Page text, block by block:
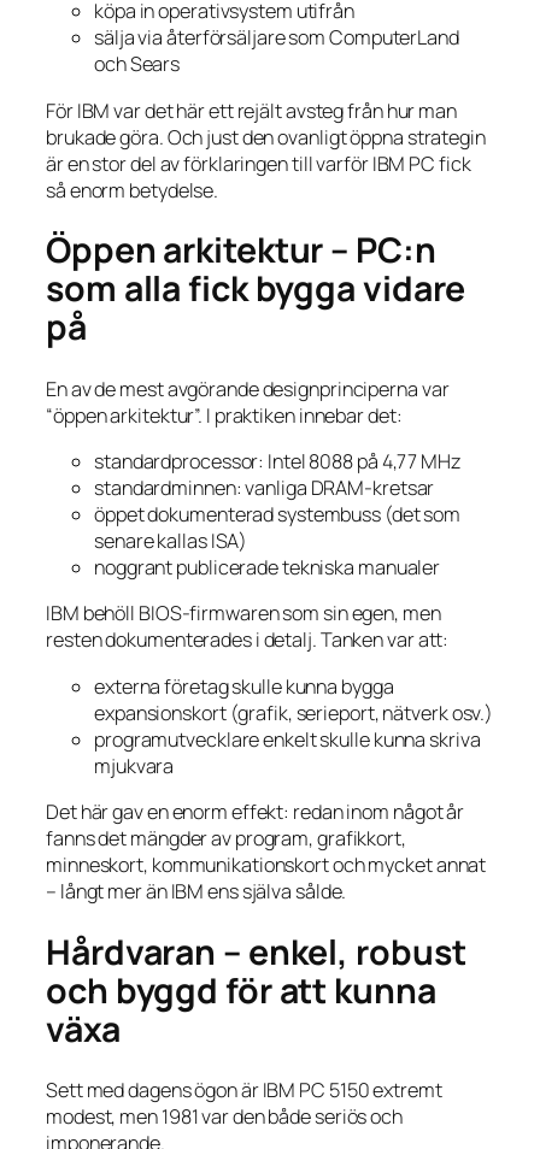
köpa in operativsystem utifrån
sälja via återförsäljare som ComputerLand
och Sears
För IBM var det här ett rejält avsteg från hur man
brukade göra. Och just den ovanligt öppna strategin
är en stor del av förklaringen till varför IBM PC fick
så enorm betydelse.
Öppen arkitektur – PC:n
som alla fick bygga vidare
på
En av de mest avgörande designprinciperna var
“öppen arkitektur”. I praktiken innebar det:
standardprocessor: Intel 8088 på 4,77 MHz
standardminnen: vanliga DRAM-kretsar
öppet dokumenterad systembuss (det som
senare kallas ISA)
noggrant publicerade tekniska manualer
IBM behöll BIOS-firmwaren som sin egen, men
resten dokumenterades i detalj. Tanken var att:
externa företag skulle kunna bygga
expansionskort (grafik, serieport, nätverk osv.)
programutvecklare enkelt skulle kunna skriva
mjukvara
Det här gav en enorm effekt: redan inom något år
fanns det mängder av program, grafikkort,
minneskort, kommunikationskort och mycket annat
– långt mer än IBM ens själva sålde.
Hårdvaran – enkel, robust
och byggd för att kunna
växa
Sett med dagens ögon är IBM PC 5150 extremt
modest, men 1981 var den både seriös och
imponerande.